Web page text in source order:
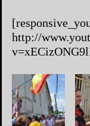
http://